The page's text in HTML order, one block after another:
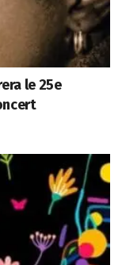
le 25e